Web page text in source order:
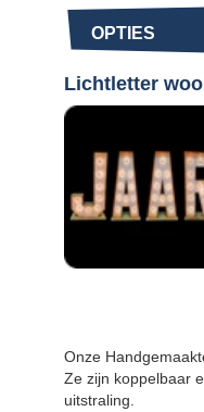
OPTIES
Lichtletter
Onze
Ze zijn koppelbaar
uitstraling.